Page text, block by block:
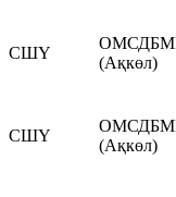
СШҮ
(Ақкөл)
СШҮ
(Ақкөл)